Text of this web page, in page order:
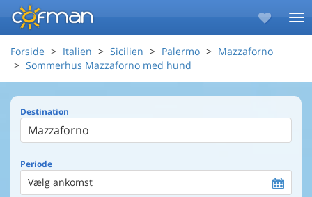
Forside Italien Sicilien Palermo
Mazzaforno
Sommerhus Mazzaforno med hund
Destination
Periode
Vælg ankomst